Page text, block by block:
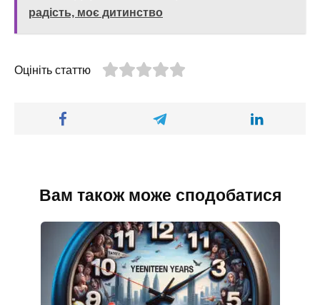
радість, моє дитинство
Оцініть статтю
Вам також може сподобатися